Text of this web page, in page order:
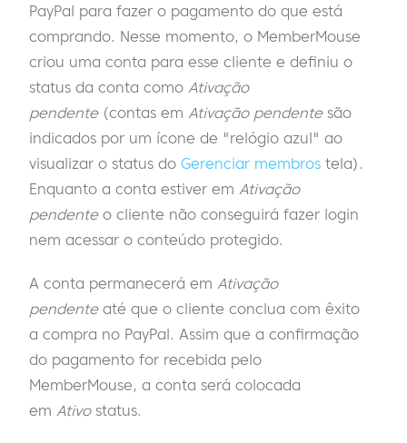
PayPal para fazer o pagamento do que está
comprando. Nesse momento, o MemberMouse
criou uma conta para esse cliente e definiu o
status da conta como Ativação
pendente(contas em Ativação pendentesão
indicados por um ícone de "relógio azul" ao
visualizar o status do Gerenciar membros tela).
Enquanto a conta estiver em Ativação
pendenteo cliente não conseguirá fazer login
nem acessar o conteúdo protegido.
A conta permanecerá em Ativação
pendenteaté que o cliente conclua com êxito
a compra no PayPal. Assim que a confirmação
do pagamento for recebida pelo
MemberMouse, a conta será colocada
em Ativostatus.